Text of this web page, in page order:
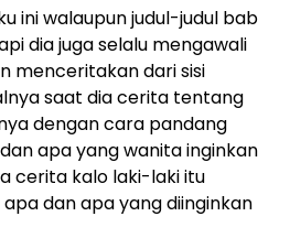
ini walaupun judul-judul bab
dia juga selalu mengawali
menceritakan dari sisi
saat dia cerita tentang
dengan cara pandang
apa yang wanita inginkan
cerita kalo laki-laki itu
dan apa yang diinginkan